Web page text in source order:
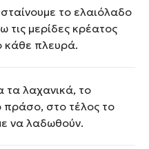
το ελαιόλαδο
τις μερίδες κρέατος
κάθε πλευρά.
λαχανικά, το
πράσο, στο τέλος το
να λαδωθούν.